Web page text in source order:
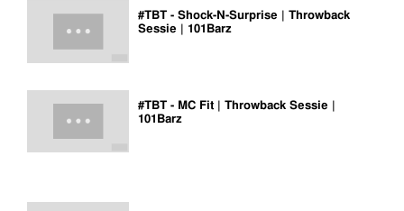
#TBT - Shock-N-Surprise | Throwback
Sessie | 101Barz
#TBT - MC Fit | Throwback Sessie |
101Barz